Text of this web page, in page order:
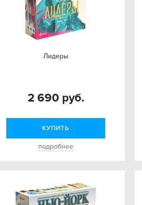
Лидеры
2 690 руб.
КУПИТЬ
подробнее